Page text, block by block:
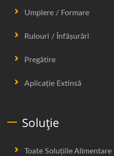
Umplere / Formare
Rulouri / Înfășurări
Pregătire
Aplicație Extinsă
Soluție
Toate Soluțiile Alimentare